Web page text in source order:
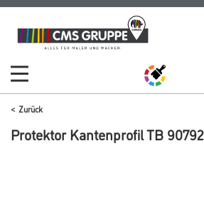
Zum
Inhalt
Zum
Navigationsmenü
Zurück
Protektor Kantenprofil TB 90792